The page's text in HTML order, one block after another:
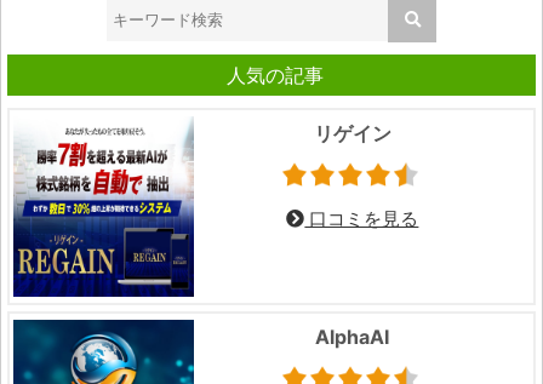
人気の記事
リゲイン
口コミを見る
AlphaAI